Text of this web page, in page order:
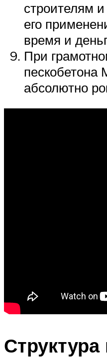
строителям
его
время и
При
пескобетона
абсолютно